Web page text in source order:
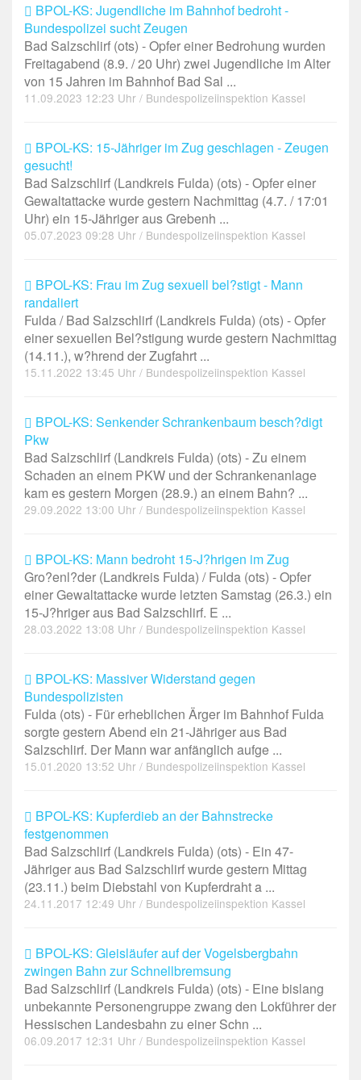
BPOL-KS: Jugendliche im Bahnhof bedroht -
Bundespolizei sucht Zeugen
Bad Salzschlirf (ots) - Opfer einer Bedrohung wurden
Freitagabend (8.9. / 20 Uhr) zwei Jugendliche im Alter
von 15 Jahren im Bahnhof Bad Sal ...
11.09.2023 12:23 Uhr / Bundespolizeiinspektion Kassel
BPOL-KS: 15-Jähriger im Zug geschlagen - Zeugen
gesucht!
Bad Salzschlirf (Landkreis Fulda) (ots) - Opfer einer
Gewaltattacke wurde gestern Nachmittag (4.7. / 17:01
Uhr) ein 15-Jähriger aus Grebenh ...
05.07.2023 09:28 Uhr / Bundespolizeiinspektion Kassel
BPOL-KS: Frau im Zug sexuell bel?stigt - Mann
randaliert
Fulda / Bad Salzschlirf (Landkreis Fulda) (ots) - Opfer
einer sexuellen Bel?stigung wurde gestern Nachmittag
(14.11.), w?hrend der Zugfahrt ...
15.11.2022 13:45 Uhr / Bundespolizeiinspektion Kassel
BPOL-KS: Senkender Schrankenbaum besch?digt
Pkw
Bad Salzschlirf (Landkreis Fulda) (ots) - Zu einem
Schaden an einem PKW und der Schrankenanlage
kam es gestern Morgen (28.9.) an einem Bahn? ...
29.09.2022 13:00 Uhr / Bundespolizeiinspektion Kassel
BPOL-KS: Mann bedroht 15-J?hrigen im Zug
Gro?enl?der (Landkreis Fulda) / Fulda (ots) - Opfer
einer Gewaltattacke wurde letzten Samstag (26.3.) ein
15-J?hriger aus Bad Salzschlirf. E ...
28.03.2022 13:08 Uhr / Bundespolizeiinspektion Kassel
BPOL-KS: Massiver Widerstand gegen
Bundespolizisten
Fulda (ots) - Für erheblichen Ärger im Bahnhof Fulda
sorgte gestern Abend ein 21-Jähriger aus Bad
Salzschlirf. Der Mann war anfänglich aufge ...
15.01.2020 13:52 Uhr / Bundespolizeiinspektion Kassel
BPOL-KS: Kupferdieb an der Bahnstrecke
festgenommen
Bad Salzschlirf (Landkreis Fulda) (ots) - Ein 47-
Jähriger aus Bad Salzschlirf wurde gestern Mittag
(23.11.) beim Diebstahl von Kupferdraht a ...
24.11.2017 12:49 Uhr / Bundespolizeiinspektion Kassel
BPOL-KS: Gleisläufer auf der Vogelsbergbahn
zwingen Bahn zur Schnellbremsung
Bad Salzschlirf (Landkreis Fulda) (ots) - Eine bislang
unbekannte Personengruppe zwang den Lokführer der
Hessischen Landesbahn zu einer Schn ...
06.09.2017 12:31 Uhr / Bundespolizeiinspektion Kassel